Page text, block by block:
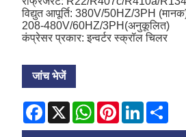
विद्युत आपूर्ति: 380V/50HZ/3PH
208-480V/60HZ/3PH(अनुकूलित)
कंप्रेसर प्रकार: इन्वर्टर स्क्रॉल चिलर
जांच भेजें
Facebook
X WhatsApp
PinterestLinkedIn